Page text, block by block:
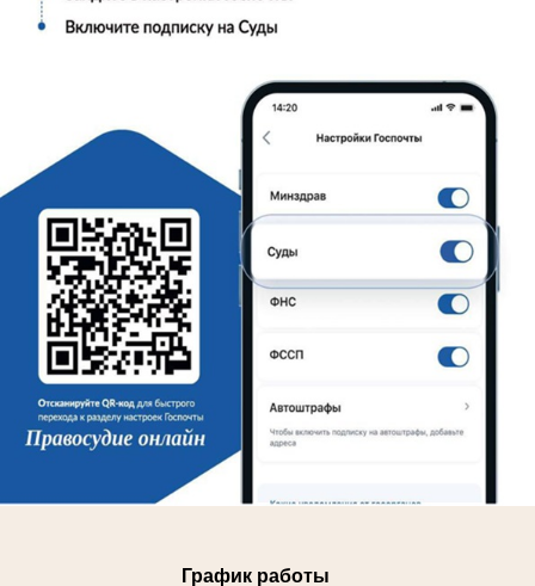
График работы